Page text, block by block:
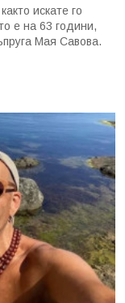
искате го
е на 63 години,
Мая Савова.